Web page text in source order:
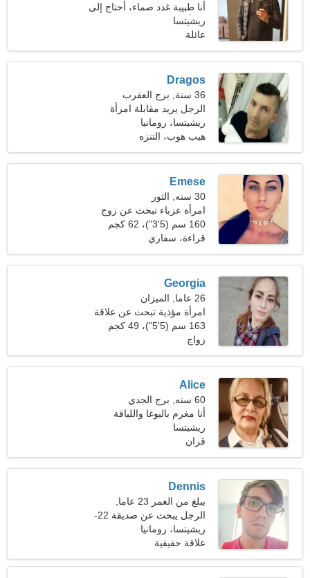
أنا طبيبة غدد صماء، أحتاج إلى
امرأة رائعة
ريشيتسا
عائلة
Dragos
36 سنة, برج العقرب
الرجل يريد مقابلة امرأة
ريشيتسا، رومانيا
هيب هوب، التنزه
Emese
30 سنه, الثور
امرأة عزباء تبحث عن زوج
36-39
160 سم (5'3")، 62 كجم
(136 رطلا)
قراءة، سفاري
Georgia
26 عاما, الميزان
امرأة مؤذية تبحث عن علاقة
جدية
163 سم (5'5")، 49 كجم
(108 رطل)زواج
Alice
60 سنه, برج الجدي
أنا مغرم باليوغا واللياقة
البدنية
ريشيتسا
قران
Dennis
يبلغ من العمر 23 عاما,
القوس
الرجل يبحث عن صديقة 22-
29
ريشيتسا، رومانيا
علاقة حقيقية